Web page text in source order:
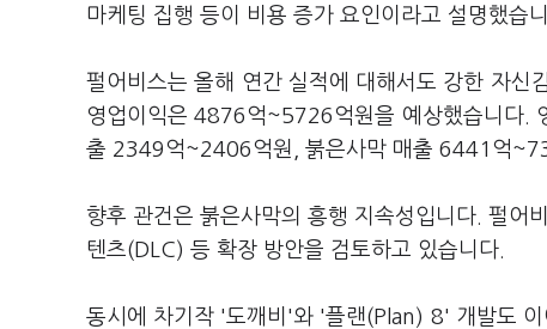
마케팅 집행 등이 비용 증가 요인이라고 설명했습
펄어비스는 올해 연간 실적에 대해서도 강한 자
영업이익은 4876억~5726억원을 예상했습니다.
출 2349억~2406억원, 붉은사막 매출 6441억
향후 관건은 붉은사막의 흥행 지속성입니다. 펄어
텐츠(DLC) 등 확장 방안을 검토하고 있습니다.
동시에 차기작 '도깨비'와 '플랜(Plan) 8' 개발도